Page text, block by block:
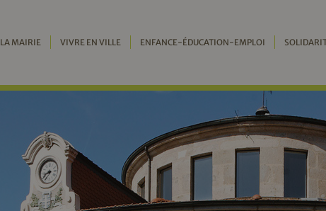
LA MAIRIE VIVRE EN VILLE ENFANCE-ÉDUCATION-EMPLOI